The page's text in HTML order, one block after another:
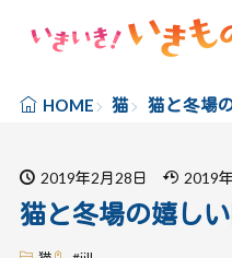
HOME 猫 猫と冬場
2019年2月28日 2019
猫と冬場の嬉し